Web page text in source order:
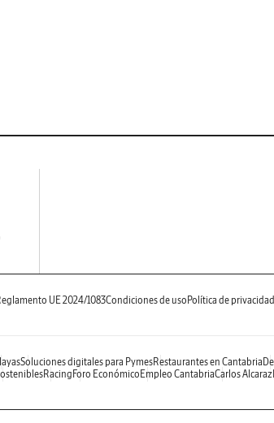
UE 2024/1083Condiciones de uso Política de privacidad
Soluciones digitales para PymesRestaurantes en Cantabria
Racing Foro Económico Empleo CantabriaCarlos Alcaraz